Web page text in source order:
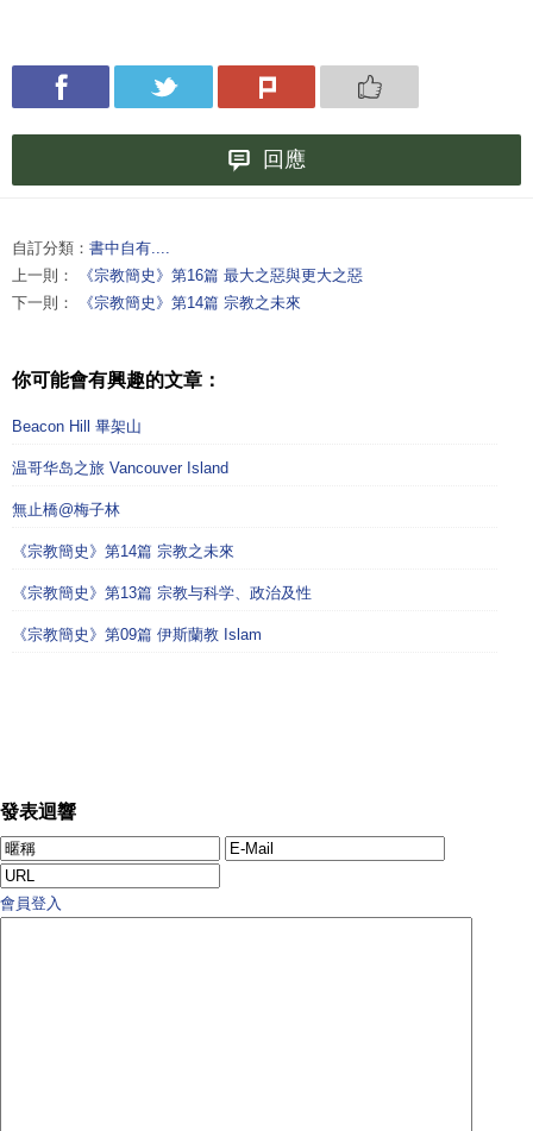
回應
自訂分類： 書中自有....
上一則：
《宗教簡史》第16篇 最大之惡與更大之惡
下一則：
《宗教簡史》第14篇 宗教之未來
你可能會有興趣的文章：
Beacon Hill 畢架山
温哥华岛之旅 Vancouver Island
無止橋@梅子林
《宗教簡史》第14篇 宗教之未來
《宗教簡史》第13篇 宗教与科学、政治及性
《宗教簡史》第09篇 伊斯蘭教 Islam
發表迴響
會員登入